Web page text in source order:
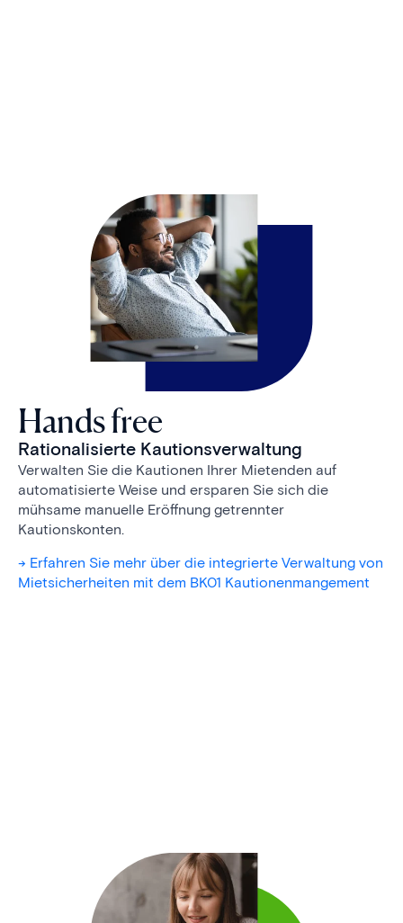
Hands free
Rationalisierte Kautionsverwaltung
Verwalten Sie die Kautionen Ihrer Mietenden auf
automatisierte Weise und ersparen Sie sich die
mühsame manuelle Eröffnung getrennter
Kautionskonten.
-> Erfahren Sie mehr über die integrierte Verwaltung von
Mietsicherheiten mit dem BK01 Kautionenmangement